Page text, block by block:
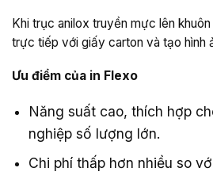
Khi trục anilox truyền mực lên
trực tiếp với giấy carton và tạo hình
Ưu điểm của in Flexo
Năng suất cao, thích hợp
nghiệp số lượng lớn.
Chi phí thấp hơn nhiều so